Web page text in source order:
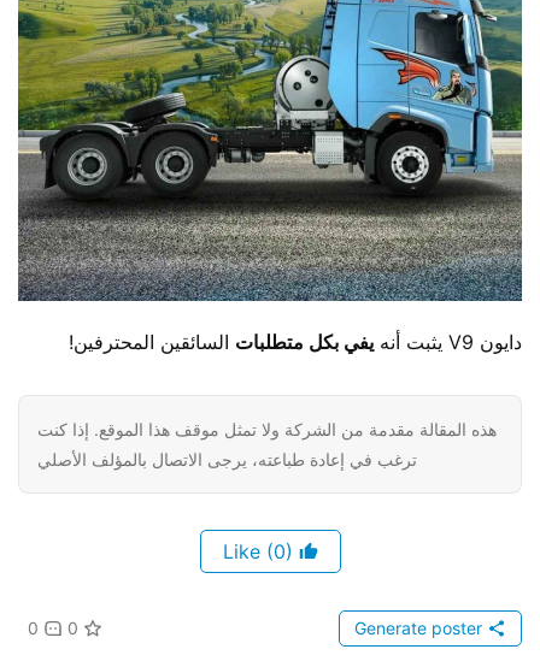
دايون V9 يثبت أنه ​ ​يفي بكل متطلبات​ ​ السائقين المحترفين!
هذه المقالة مقدمة من الشركة ولا تمثل موقف هذا الموقع. إذا كنت
ترغب في إعادة طباعته، يرجى الاتصال بالمؤلف الأصلي
(0)
0
0